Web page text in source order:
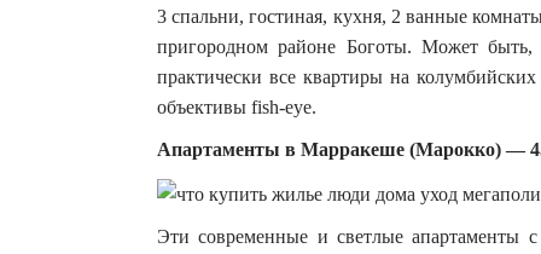
3 спальни, гостиная, кухня, 2 ванные
пригородном районе Боготы. Может быть,
практически все квартиры на
объективы fish-eye.
Апартаменты в Марракеше (Марокко) —
Эти современные и светлые апартаменты